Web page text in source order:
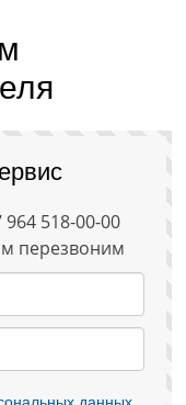
964 518-00-00
перезвоним